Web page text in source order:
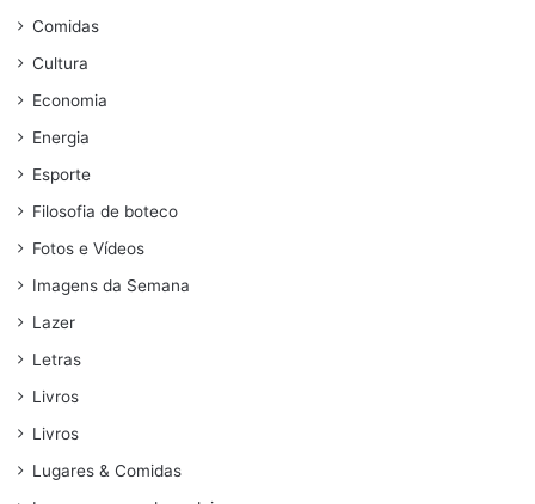
Comidas
Cultura
Economia
Energia
Esporte
Filosofia de boteco
Fotos e Vídeos
Imagens da Semana
Lazer
Letras
Livros
Livros
Lugares & Comidas